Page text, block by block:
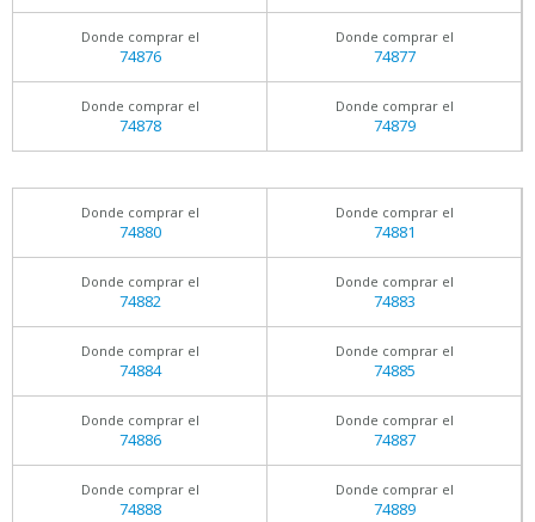
Donde comprar el
74876
Donde comprar el
74877
Donde comprar el
74878
Donde comprar el
74879
Donde comprar el
74880
Donde comprar el
74881
Donde comprar el
74882
Donde comprar el
74883
Donde comprar el
74884
Donde comprar el
74885
Donde comprar el
74886
Donde comprar el
74887
Donde comprar el
74888
Donde comprar el
74889